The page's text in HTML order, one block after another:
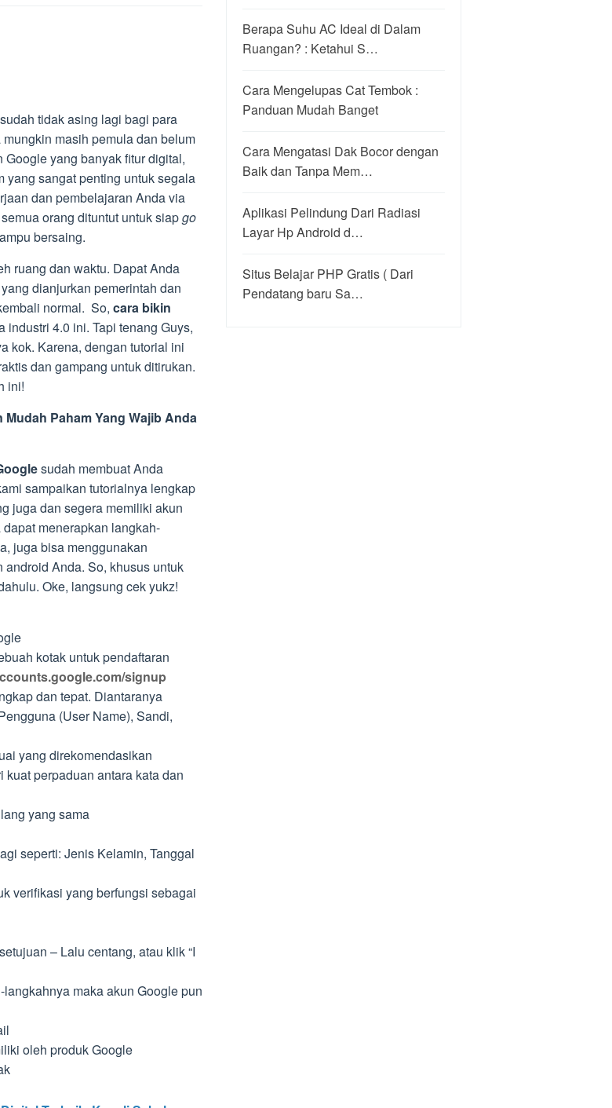
tidak asing lagi bagi para
masih pemula dan belum
yang banyak fitur digital,
yang sangat penting untuk segala
dan pembelajaran Anda via
orang dituntut untuk siapgo
bersaing.
ruang dan waktu. Dapat Anda
dianjurkan pemerintah dan
normal. So, cara bikin
4.0 ini. Tapi tenang Guys,
kok. Karena, dengan tutorial ini
dan gampang untuk ditirukan.
ini!
Paham Yang Wajib Anda
sudah membuat Anda
sampaikan tutorialnya lengkap
juga dan segera memiliki akun
menerapkan langkah-
juga bisa menggunakan
Anda. So, khusus untuk
Oke, langsung cek yukz!
kotak untuk pendaftaran
signup
dan tepat. Diantaranya
(User Name), Sandi,
yang direkomendasikan
perpaduan antara kata dan
yang sama
seperti: Jenis Kelamin, Tanggal
verifikasi yang berfungsi sebagai
– Lalu centang, atau klik “I
maka akun Google pun
oleh produk Google
Berapa Suhu AC Ideal di Dalam
Ruangan? : Ketahui S…
Cara Mengelupas Cat Tembok :
Panduan Mudah Banget
Cara Mengatasi Dak Bocor dengan
Baik dan Tanpa Mem…
Aplikasi Pelindung Dari Radiasi
Layar Hp Android d…
Situs Belajar PHP Gratis ( Dari
Pendatang baru Sa…